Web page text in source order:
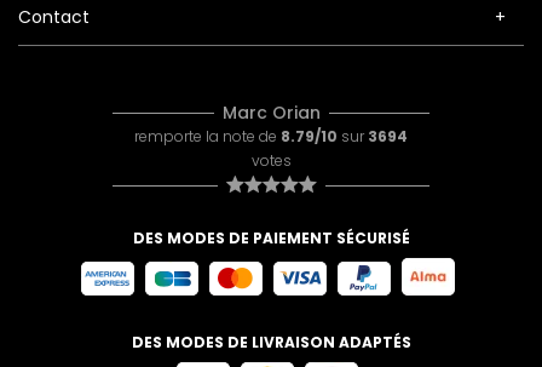
Contact
Marc Orian
remporte la note de 8.79/10 sur 3694
votes
DES MODES DE PAIEMENT SÉCURISÉ
DES MODES DE LIVRAISON ADAPTÉS